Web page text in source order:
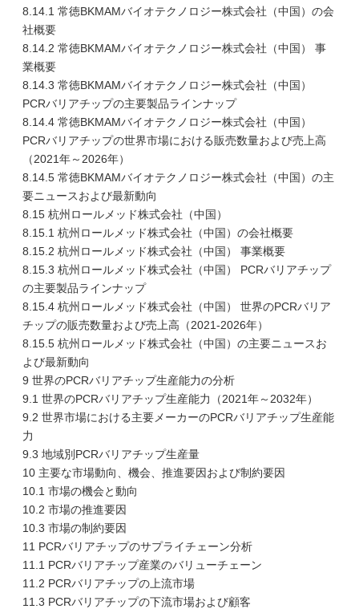
8.14.1 常徳BKMAMバイオテクノロジー株式会社（中国）の会
社概要
8.14.2 常徳BKMAMバイオテクノロジー株式会社（中国） 事
業概要
8.14.3 常徳BKMAMバイオテクノロジー株式会社（中国）
PCRバリアチップの主要製品ラインナップ
8.14.4 常徳BKMAMバイオテクノロジー株式会社（中国）
PCRバリアチップの世界市場における販売数量および売上高
（2021年～2026年）
8.14.5 常徳BKMAMバイオテクノロジー株式会社（中国）の主
要ニュースおよび最新動向
8.15 杭州ロールメッド株式会社（中国）
8.15.1 杭州ロールメッド株式会社（中国）の会社概要
8.15.2 杭州ロールメッド株式会社（中国） 事業概要
8.15.3 杭州ロールメッド株式会社（中国） PCRバリアチップ
の主要製品ラインナップ
8.15.4 杭州ロールメッド株式会社（中国） 世界のPCRバリア
チップの販売数量および売上高（2021-2026年）
8.15.5 杭州ロールメッド株式会社（中国）の主要ニュースお
よび最新動向
9 世界のPCRバリアチップ生産能力の分析
9.1 世界のPCRバリアチップ生産能力（2021年～2032年）
9.2 世界市場における主要メーカーのPCRバリアチップ生産能
力
9.3 地域別PCRバリアチップ生産量
10 主要な市場動向、機会、推進要因および制約要因
10.1 市場の機会と動向
10.2 市場の推進要因
10.3 市場の制約要因
11 PCRバリアチップのサプライチェーン分析
11.1 PCRバリアチップ産業のバリューチェーン
11.2 PCRバリアチップの上流市場
11.3 PCRバリアチップの下流市場および顧客